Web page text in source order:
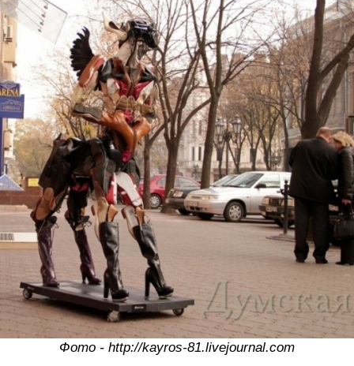
Фото - http://kayros-81.livejournal.com